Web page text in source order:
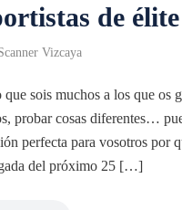
de élite
Vizcaya
que sois muchos a los que os
probar cosas diferentes…
perfecta para vosotros por
del próximo 25 […]